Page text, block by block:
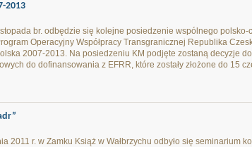
2013
br. odbędzie się kolejne posiedzenie wspólnego polsko-
Operacyjny Współpracy Transgranicznej Republika
2007-2013. Na posiedzeniu KM podjęte zostaną decyzje
do dofinansowania z EFRR, które zostały złożone do 15
2011 r. w Zamku Książ w Wałbrzychu odbyło się seminarium